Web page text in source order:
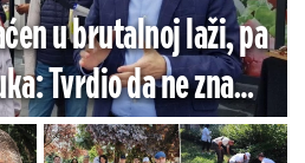
u brutalnoj laži, pa
Tvrdio da ne zna
tražio posao za